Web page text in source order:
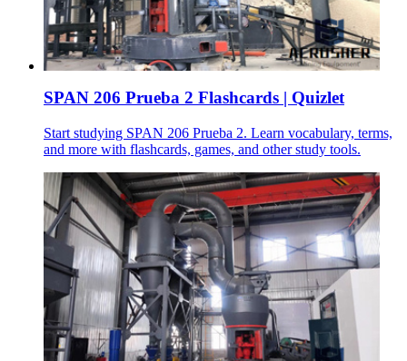
SPAN 206 Prueba 2 Flashcards | Quizlet
Start studying SPAN 206 Prueba 2. Learn vocabulary, terms,
and more with flashcards, games, and other study tools.